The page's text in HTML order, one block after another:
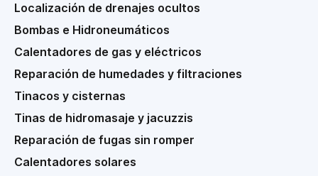
Localización de drenajes ocultos
Bombas e Hidroneumáticos
Calentadores de gas y eléctricos
Reparación de humedades y filtraciones
Tinacos y cisternas
Tinas de hidromasaje y jacuzzis
Reparación de fugas sin romper
Calentadores solares